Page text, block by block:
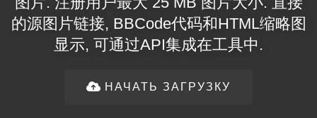
的源图片链接, BBCode代码和HTML缩略图
显示, 可通过API集成在工具中.
НАЧАТЬ ЗАГРУЗКУ